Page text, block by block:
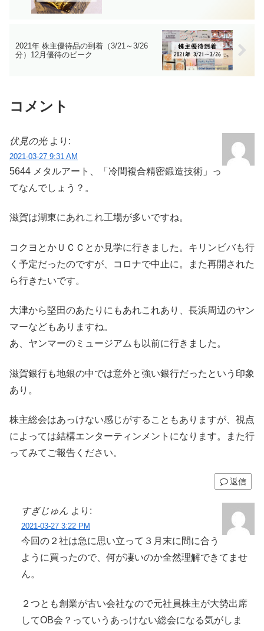
2021年 株主優待品の到着（3/21～3/26
分）12月優待のピーク
コメント
伏見の光 より:
2021-03-27 9:31 AM
5644 メタルアート、「冷間複合精密鍛造技術」っ
てなんでしょう？。
滋賀は湖東にあれこれ工場が多いですね。
コクヨとかＵＣＣとか見学に行きました。キリンビバも行
く予定だったのですが、コロナで中止に。また再開された
ら行きたいです。
大津から堅田のあたりにもあれこれあり、長浜周辺のヤン
マーなどもありますね。
あ、ヤンマーのミュージアムも以前に行きました。
滋賀銀行も地銀の中では意外と強い銀行だったという印象
あり。
株主総会はあっけない感じがすることもありますが、視点
によっては結構エンターティンメントになります。また行
ってみてご報告ください。
返信
すぎじゅん より:
2021-03-27 3:22 PM
今回の２社は急に思い立って３月末に間に合う
ように買ったので、何が凄いのか全然理解できてませ
ん。
２つとも創業が古い会社なので元社員株主が大勢出席
してOB会？っていうあっけない総会になる気がしま